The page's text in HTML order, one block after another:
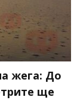
жега: До
ще